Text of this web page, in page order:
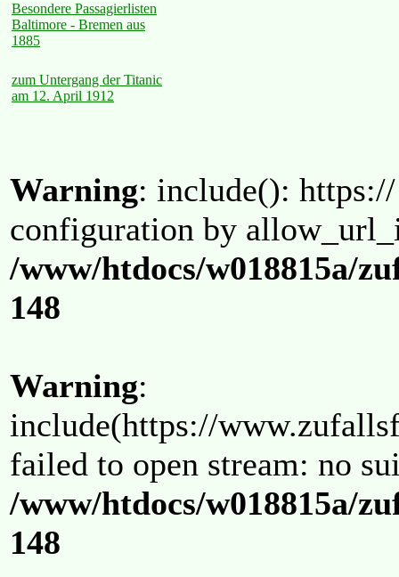
Besondere Passagierlisten
Baltimore - Bremen aus
1885
zum Untergang der Titanic
am 12. April 1912
Warning: include():
configuration by
/www/htdocs/w018815a/
148
Warning:
include(https://
failed to open stream: no
/www/htdocs/w018815a/
148